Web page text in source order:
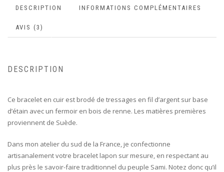
DESCRIPTION INFORMATIONS COMPLÉMENTAIRES
AVIS (3)
DESCRIPTION
Ce bracelet en cuir est brodé de tressages en fil d’argent sur base
d’étain avec un fermoir en bois de renne. Les matières premières
proviennent de Suède.
Dans mon atelier du sud de la France, je confectionne
artisanalement votre bracelet lapon sur mesure, en respectant au
plus près le savoir-faire traditionnel du peuple Sami. Notez donc qu’il